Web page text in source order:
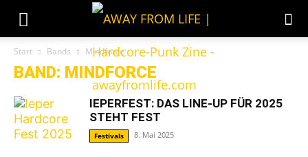
Start Bands Mindforce
BAND: MINDFORCE
IEPERFEST: DAS LINE-UP FÜR 2025
STEHT FEST
Festivals 8. Mai 2025